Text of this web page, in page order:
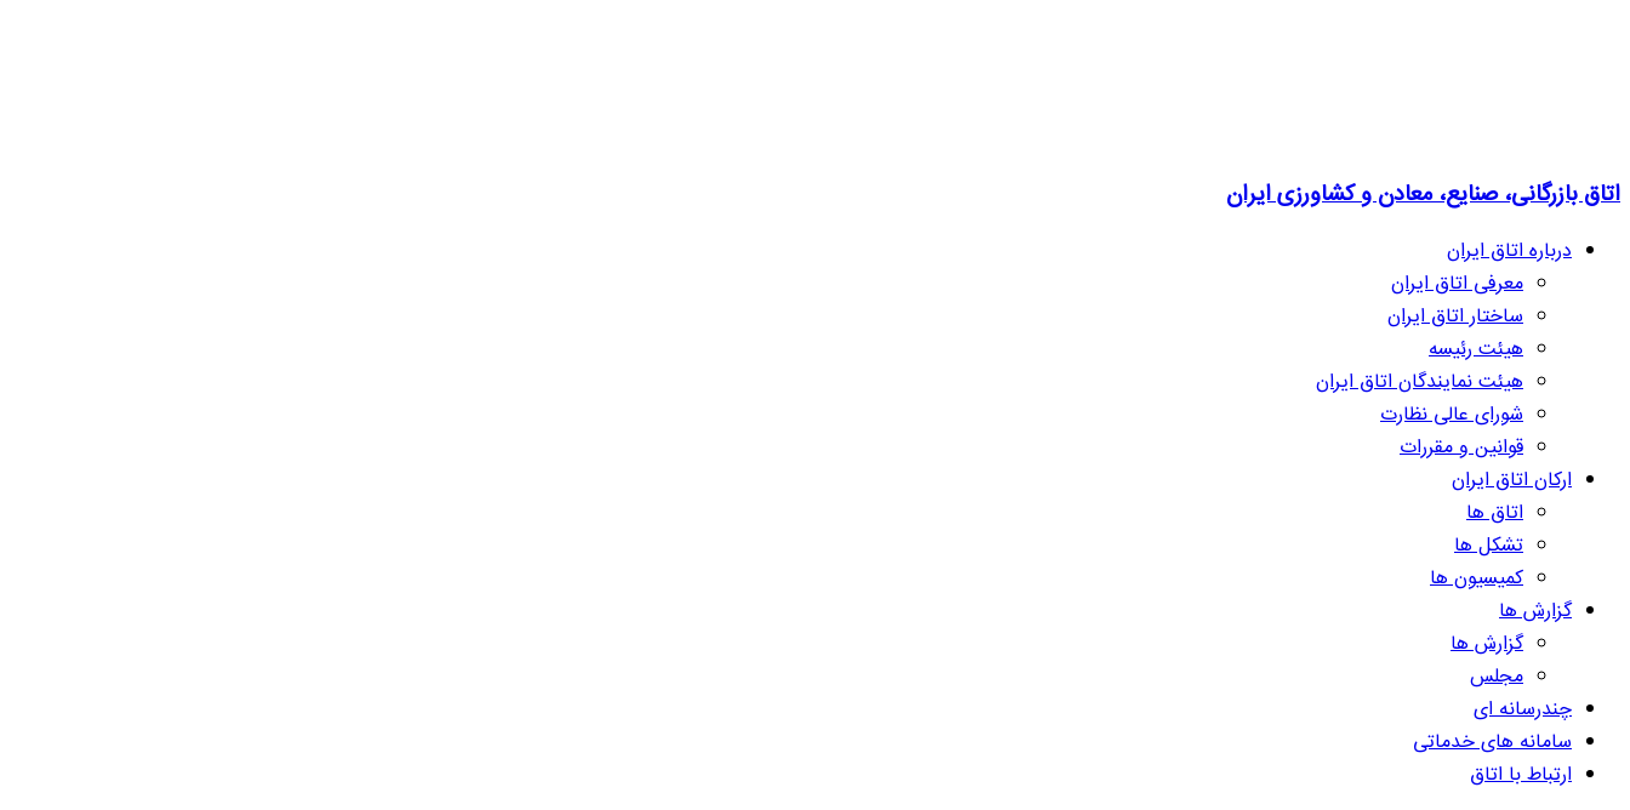
اتاق بازرگانی، صنایع، معادن و کشاورزی ایران
درباره اتاق ایران
معرفی اتاق ایران
ساختار اتاق ایران
هیئت رئیسه
هیئت نمایندگان اتاق ایران
شورای عالی نظارت
قوانین و مقررات
ارکان اتاق ایران
اتاق ها
تشکل ها
کمیسیون ها
گزارش ها
گزارش ها
مجلس
چندرسانه ای
سامانه های خدماتی
ارتباط با اتاق